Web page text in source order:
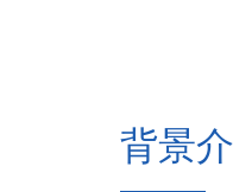
背景